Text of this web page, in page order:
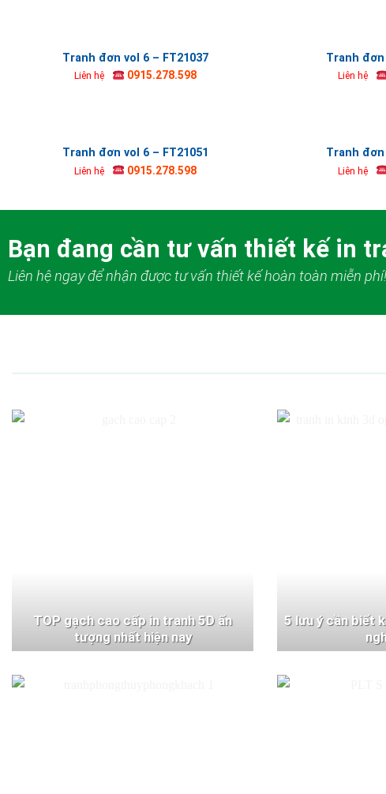
Tranh đơn vol 6 – FT21037
Liên hệ 0915.278.598
Tranh đơn
Liên hệ
Tranh đơn vol 6 – FT21051
Liên hệ 0915.278.598
Tranh đơn
Liên hệ
Bạn đang cần tư vấn thiết kế in
Liên hệ ngay để nhận được tư vấn thiết kế hoàn toàn miễn phí!
TOP gạch cao cấp in tranh 5D ấn
tượng nhất hiện nay
5 lưu ý cần biết